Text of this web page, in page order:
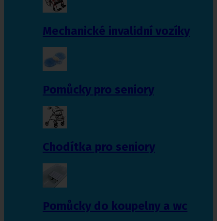
Mechanické invalidní vozíky
Pomůcky pro seniory
Chodítka pro seniory
Pomůcky do koupelny a wc